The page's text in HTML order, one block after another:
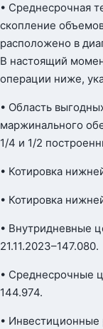
• Среднесрочная
скопление
расположено в
В настоящий
операции ниже,
• Область
маржинального
1/4 и 1/2
• Котировка
• Котировка
• Внутридневные
21.11.2023–147.080.
• Среднесрочные
144.974.
•